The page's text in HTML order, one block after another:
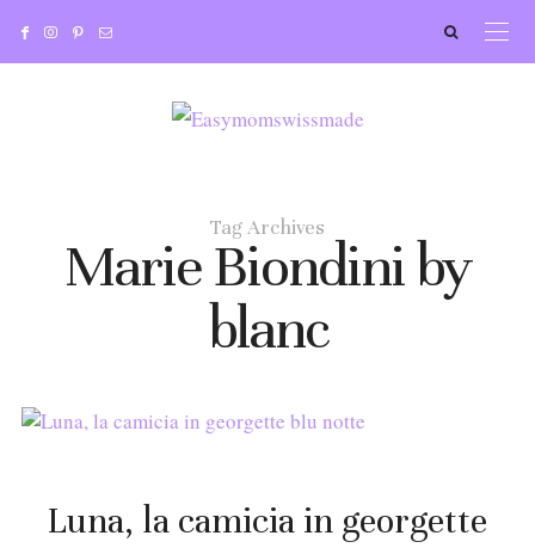
Tag Archives
Marie Biondini by
blanc
Luna, la camicia in georgette